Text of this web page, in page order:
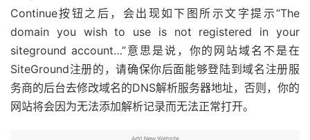
Continue按钮之后，会出现如下图所示文字提示“The
domain you wish to use is not registered in your
siteground account…”意思是说，你的网站域名不是在
SiteGround注册的，请确保你后面能够登陆到域名注册服
务商的后台去修改域名的DNS解析服务器地址，否则，你的
网站将会因为无法添加解析记录而无法正常打开。